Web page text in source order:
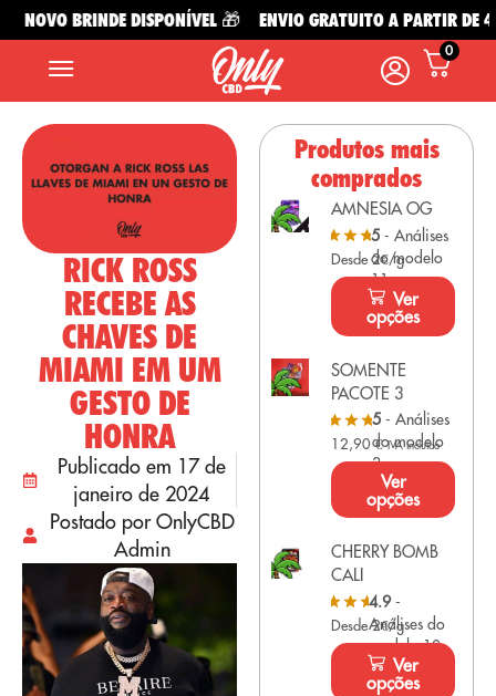
NOVO BRINDE DISPONÍVEL 🎁 ENVIO GRATUITO A PARTIR DE
0
RICK ROSS
RECEBE AS
CHAVES DE
MIAMI EM UM
GESTO DE
HONRA
Publicado em 17 de
janeiro de 2024
Postado por OnlyCBD
Admin
Produtos mais
comprados
AMNESIA OG
5 - Análises
do modelo
11
Desde 2€/g
Ver
opções
SOMENTE
PACOTE 3
5 - Análises
do modelo
3
12,90€ IVA incluído
Ver
opções
CHERRY BOMB
CALI
4.9-
Análises do
modelo 10
Desde 2€/g
Ver
opções